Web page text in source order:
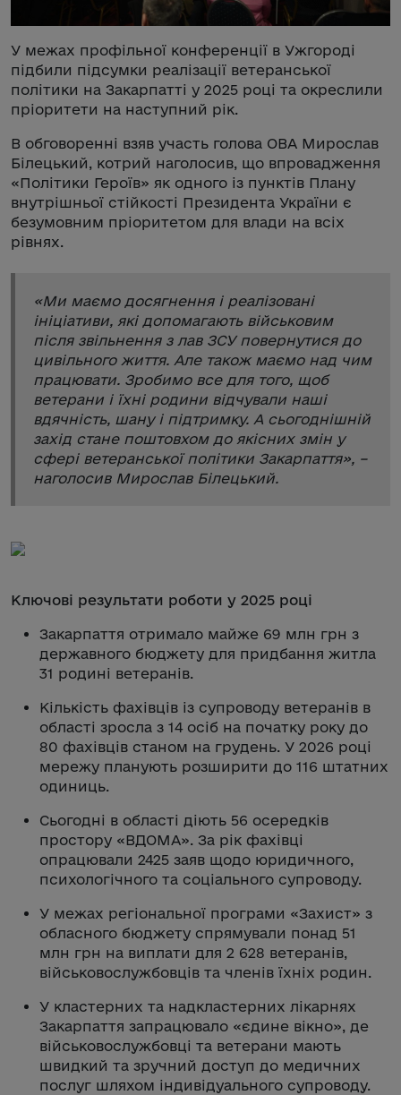
У межах профільної конференції в Ужгороді
підбили підсумки реалізації ветеранської
політики на Закарпатті у 2025 році та окреслили
пріоритети на наступний рік.
В обговоренні взяв участь голова ОВА Мирослав
Білецький, котрий наголосив, що впровадження
«Політики Героїв» як одного із пунктів Плану
внутрішньої стійкості Президента України є
безумовним пріоритетом для влади на всіх
рівнях.
«Ми маємо досягнення і реалізовані
ініціативи, які допомагають військовим
після звільнення з лав ЗСУ повернутися до
цивільного життя. Але також маємо над чим
працювати. Зробимо все для того, щоб
ветерани і їхні родини відчували наші
вдячність, шану і підтримку. А сьогоднішній
захід стане поштовхом до якісних змін у
сфері ветеранської політики Закарпаття», –
наголосив Мирослав Білецький.
Ключові результати роботи у 2025 році
Закарпаття отримало майже 69 млн грн з
державного бюджету для придбання житла
31 родині ветеранів.
Кількість фахівців із супроводу ветеранів в
області зросла з 14 осіб на початку року до
80 фахівців станом на грудень. У 2026 році
мережу планують розширити до 116 штатних
одиниць.
Сьогодні в області діють 56 осередків
простору «ВДОМА». За рік фахівці
опрацювали 2425 заяв щодо юридичного,
психологічного та соціального супроводу.
У межах регіональної програми «Захист» з
обласного бюджету спрямували понад 51
млн грн на виплати для 2 628 ветеранів,
військовослужбовців та членів їхніх родин.
У кластерних та надкластерних лікарнях
Закарпаття запрацювало «єдине вікно», де
військовослужбовці та ветерани мають
швидкий та зручний доступ до медичних
послуг шляхом індивідуального супроводу.